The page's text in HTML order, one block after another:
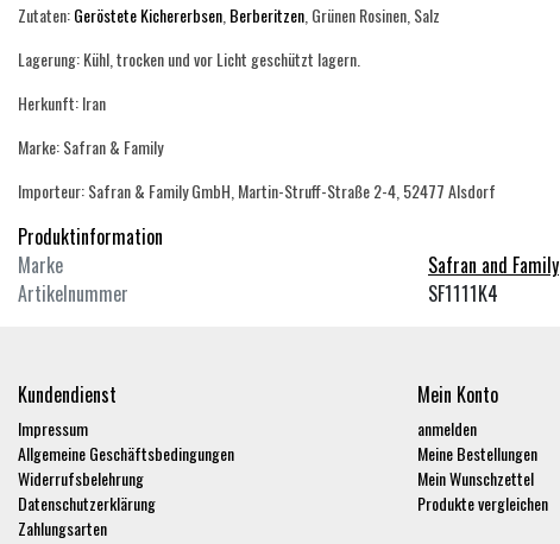
Zutaten:Geröstete Kichererbsen Berberitzen , Grünen Rosinen, Salz
Lagerung: Kühl, trocken und vor Licht geschützt lagern.
Herkunft: Iran
Marke: Safran & Family
Importeur: Safran & Family GmbH, Martin-Struff-Straße 2-4, 52477 Alsdorf
Produktinformation
Marke
Safran and Family
Artikelnummer
SF1111K4
Kundendienst
Impressum
Allgemeine Geschäftsbedingungen
Widerrufsbelehrung
Datenschutzerklärung
Zahlungsarten
Mein Konto
anmelden
Meine Bestellungen
Mein Wunschzettel
Produkte vergleichen